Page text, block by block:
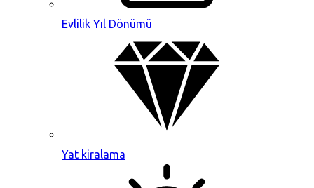
Evlilik Yıl Dönümü
Yat kiralama